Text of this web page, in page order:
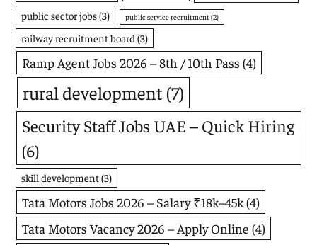
public sector jobs(3) public service recruitment (2)
railway recruitment board (3)
Ramp Agent Jobs 2026 – 8th / 10th Pass (4)
rural development (7)
Security Staff Jobs UAE – Quick Hiring
(6)
skill development(3)
Tata Motors Jobs 2026 – Salary ₹18k–45k(4)
Tata Motors Vacancy 2026 – Apply Online (4)